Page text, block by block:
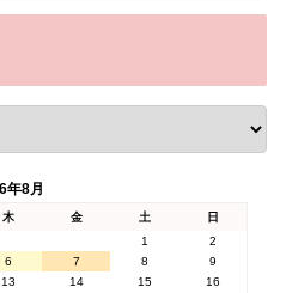
年8月
木 金 土
日
1
2
6 7 8
9
13 14 15
16